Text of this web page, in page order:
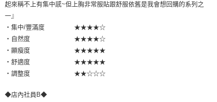
起來稱不上有集中感~但上胸非常服貼跟舒服依舊是我會想回購的系列之
一』
・集中/豐滿度 ★★★★☆
・自然度 ★★★★☆
・顯瘦度 ★★★★★
・舒適度 ★★★★★
・調整度 ★★☆☆☆
◆店內社員B◆